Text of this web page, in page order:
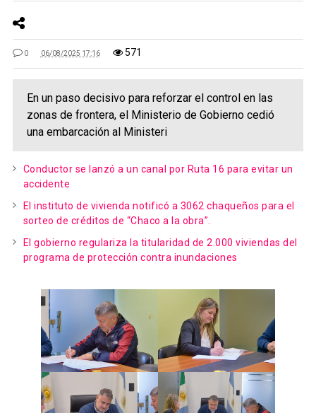
0 06/08/2025 17:16 571
En un paso decisivo para reforzar el control en las
zonas de frontera, el Ministerio de Gobierno cedió
una embarcación al Ministeri
Conductor se lanzó a un canal por Ruta 16 para evitar un
accidente
El instituto de vivienda notificó a 3062 chaqueños para el
sorteo de créditos de “Chaco a la obra”.
El gobierno regulariza la titularidad de 2.000 viviendas del
programa de protección contra inundaciones